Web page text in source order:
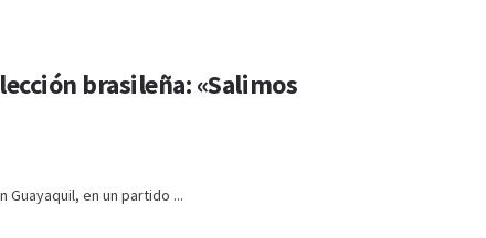
brasileña: «Salimos
Guayaquil, en un partido ...